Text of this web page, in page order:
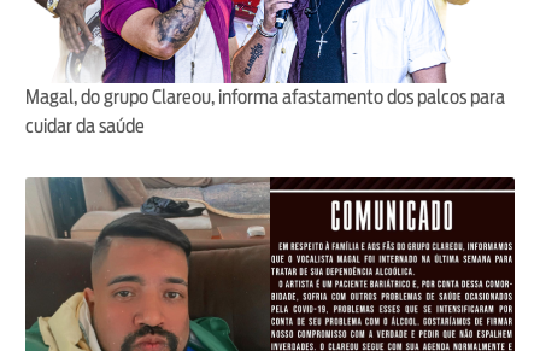
Magal, do grupo Clareou, informa afastamento dos palcos para
cuidar da saúde